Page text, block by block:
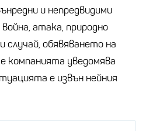
и непредвидими
атака, природно
случай, обявяването на
компанията уведомява
е извън нейния